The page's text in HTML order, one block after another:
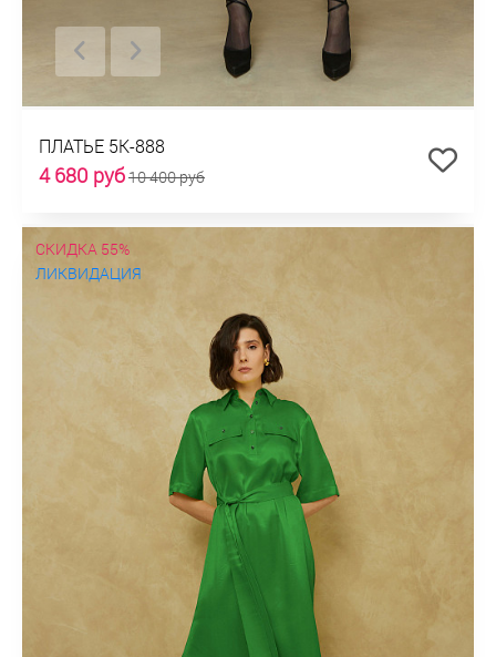
ПЛАТЬЕ 5К-888
4 680 руб10 400 руб
СКИДКА 55%
ЛИКВИДАЦИЯ